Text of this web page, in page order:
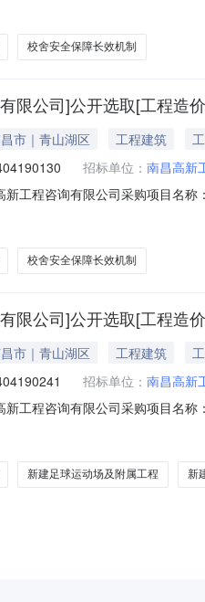
服务单位在本收费基准上填报下
校舍安全保障长效机制
限公司]公开选取[工程造
市｜青山湖区 工程建筑
招标单位： 南昌高新
新工程咨询有限公司采购项目名
计费，各服务单位在本收费基准
校舍安全保障长效机制
限公司]公开选取[工程造
市｜青山湖区 工程建筑
招标单位： 南昌高新
新工程咨询有限公司采购项目名
的3%计费，各服务单位在本收费
新建足球运动场及附属工程 新